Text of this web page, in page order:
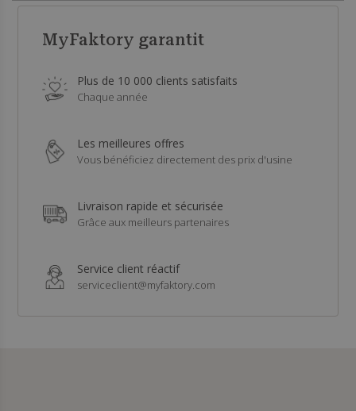
MyFaktory garantit
Plus de 10 000 clients satisfaits
Chaque année
Les meilleures offres
Vous bénéficiez directement des prix d'usine
Livraison rapide et sécurisée
Grâce aux meilleurs partenaires
Service client réactif
serviceclient@myfaktory.com